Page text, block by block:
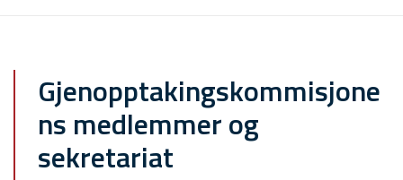
Gjenopptakingskommisjone
ns medlemmer og
sekretariat